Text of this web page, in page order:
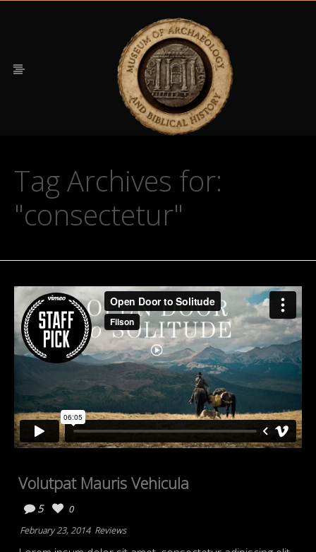
Tag Archives for:
"consectetur"
Volutpat Mauris Vehicula
5
0
February 23, 2014 Reviews